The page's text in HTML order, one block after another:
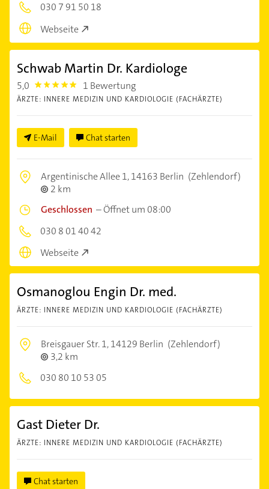
030 7 91 50 18
Webseite
Schwab Martin Dr. Kardiologe
5,0 5.0 1 Bewertung
ÄRZTE: INNERE MEDIZIN UND KARDIOLOGIE (FACHÄRZTE)
E-Mail Chat starten
Argentinische Allee 1,14163 Berlin (Zehlendorf)
2 km
Geschlossen –Öffnet um 08:00
030 8 01 40 42
Webseite
Osmanoglou Engin Dr. med.
ÄRZTE: INNERE MEDIZIN UND KARDIOLOGIE (FACHÄRZTE)
Breisgauer Str. 1,14129 Berlin (Zehlendorf)
3,2 km
030 80 10 53 05
Gast Dieter Dr.
ÄRZTE: INNERE MEDIZIN UND KARDIOLOGIE (FACHÄRZTE)
Chat starten